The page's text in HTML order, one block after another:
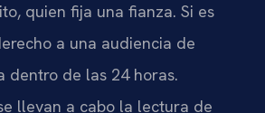
quien fija una fianza. Si es
a una audiencia de
dentro de las 24 horas.
llevan a cabo la lectura de